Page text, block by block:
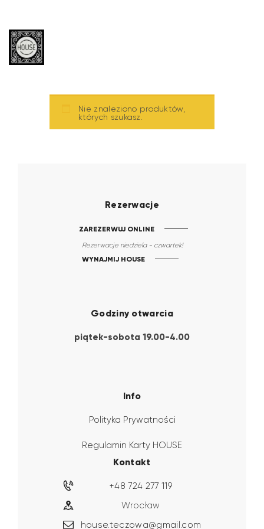
Nie znaleziono produktów,
których szukasz.
Rezerwacje
ZAREZERWUJ ONLINE
Rezerwacje niedziela - czwartek!
WYNAJMIJ HOUSE
Godziny otwarcia
piątek-sobota 19.00-4.00
Info
Polityka Prywatności
Regulamin Karty HOUSE
Kontakt
Wrocław
house.teczowa@gmail.com
+48 724 277 119